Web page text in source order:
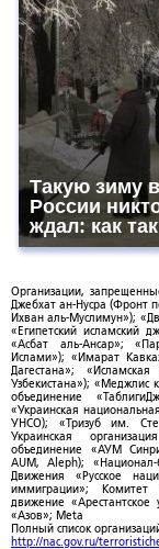
Такую зиму в
России
ждал: как
Организации,
Джебхат ан-Нусра (Фронт
Ихван аль-Муслимун»);
«Египетский исламский
«Асбат аль-Ансар»;
Ислами»); «Имарат
Дагестана»;
Узбекистана»); «Меджлис
объединение
«Украинская
УНСО); «Тризуб им.
Украинская
объединение «АУМ
AUM, Aleph); «Национал-
Движения «Русское
иммиграции»;
движение
«Азов»; Meta
Полный список
http://nac.gov.ru/